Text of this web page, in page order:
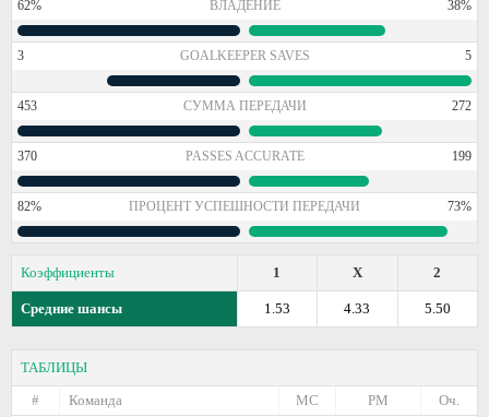
62% ВЛАДЕНИЕ 38%
3 GOALKEEPER SAVES 5
453 СУММА ПЕРЕДАЧИ 272
370 PASSES ACCURATE 199
82% ПРОЦЕНТ УСПЕШНОСТИ ПЕРЕДАЧИ 73%
Коэффициенты 2
X
1
Средние шансы 5.50
4.33
1.53
ТАБЛИЦЫ
#
Команда Оч.
РМ
МС